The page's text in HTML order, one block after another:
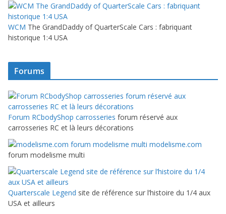
WCM The GrandDaddy of QuarterScale Cars : fabriquant
historique 1:4 USA
Forums
Forum RCbodyShop carrosseries forum réservé aux
carrosseries RC et là leurs décorations
modelisme.com
forum modelisme multi
Quarterscale Legend site de référence sur l’histoire du 1/4 aux
USA et ailleurs